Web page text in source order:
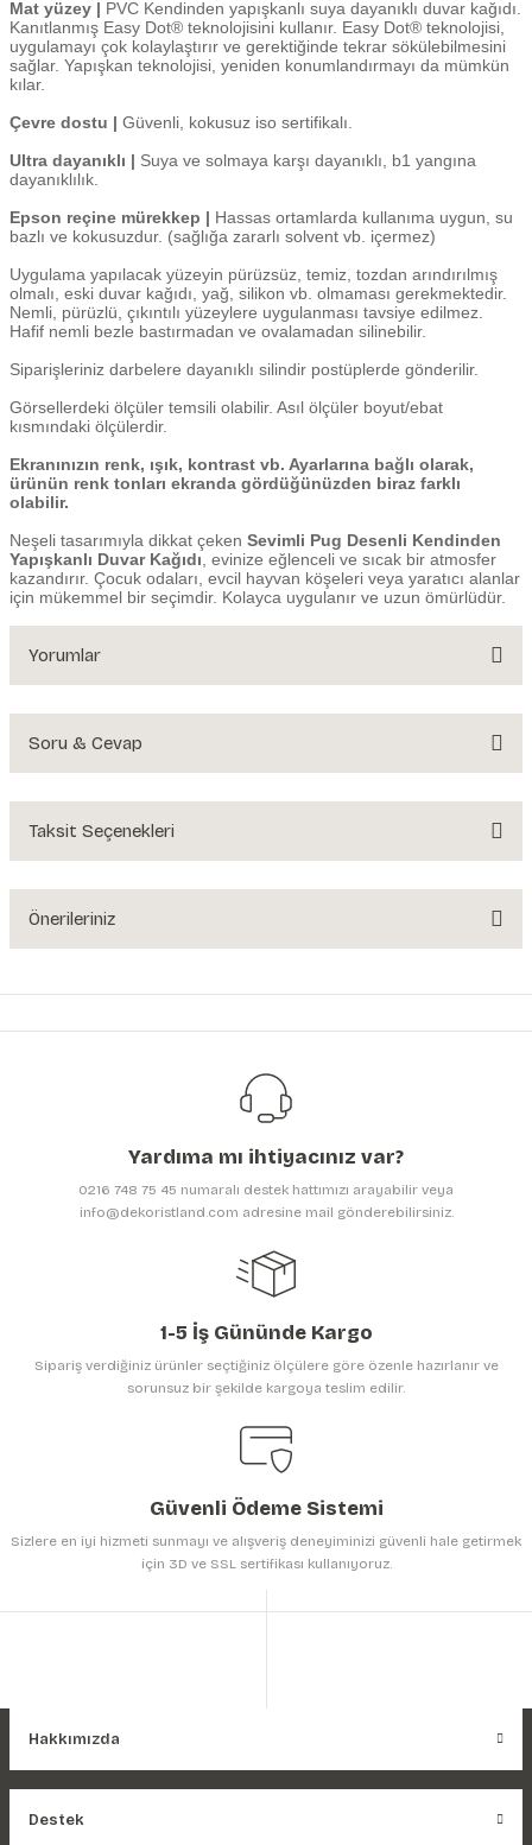
Mat yüzey | PVC Kendinden yapışkanlı suya dayanıklı duvar kağıdı.
Kanıtlanmış Easy Dot® teknolojisini kullanır. Easy Dot® teknolojisi,
uygulamayı çok kolaylaştırır ve gerektiğinde tekrar sökülebilmesini
sağlar. Yapışkan teknolojisi, yeniden konumlandırmayı da mümkün
kılar.
Çevre dostu | Güvenli, kokusuz iso sertifikalı.
Ultra dayanıklı | Suya ve solmaya karşı dayanıklı, b1 yangına
dayanıklılık.
Epson reçine mürekkep | Hassas ortamlarda kullanıma uygun, su
bazlı ve kokusuzdur. (sağlığa zararlı solvent vb. içermez)
Uygulama yapılacak yüzeyin pürüzsüz, temiz, tozdan arındırılmış
olmalı, eski duvar kağıdı, yağ, silikon vb. olmaması gerekmektedir.
Nemli, pürüzlü, çıkıntılı yüzeylere uygulanması tavsiye edilmez.
Hafif nemli bezle bastırmadan ve ovalamadan silinebilir.
Siparişleriniz darbelere dayanıklı silindir postüplerde gönderilir.
Görsellerdeki ölçüler temsili olabilir. Asıl ölçüler boyut/ebat
kısmındaki ölçülerdir.
Ekranınızın renk, ışık, kontrast vb. Ayarlarına bağlı olarak,
ürünün renk tonları ekranda gördüğünüzden biraz farklı
olabilir.
Neşeli tasarımıyla dikkat çeken Sevimli Pug Desenli Kendinden
Yapışkanlı Duvar Kağıdı , evinize eğlenceli ve sıcak bir atmosfer
kazandırır. Çocuk odaları, evcil hayvan köşeleri veya yaratıcı alanlar
için mükemmel bir seçimdir. Kolayca uygulanır ve uzun ömürlüdür.
Yorumlar
Soru & Cevap
Ürün hakkında henüz soru sorulmamış.
Taksit Seçenekleri
Önerileriniz
yetersiz gördüğünüz noktaları öneri formunu kullanarak tarafımıza
Görüş ve önerileriniz için teşekkür ederiz.
Ürün resmi kalitesiz, bozuk veya görüntülenemiyor.
Ürün bilgilerinde hatalar bulunuyor.
Gönder
Yardıma mı ihtiyacınız var?
0216 748 75 45 numaralı destek hattımızı arayabilir veya
info@dekoristland.com adresine mail gönderebilirsiniz.
1-5 İş Gününde Kargo
Sipariş verdiğiniz ürünler seçtiğiniz ölçülere göre özenle hazırlanır ve
sorunsuz bir şekilde kargoya teslim edilir.
Güvenli Ödeme Sistemi
Sizlere en iyi hizmeti sunmayı ve alışveriş deneyiminizi güvenli hale getirmek
için 3D ve SSL sertifikası kullanıyoruz.
Hakkımızda
Destek